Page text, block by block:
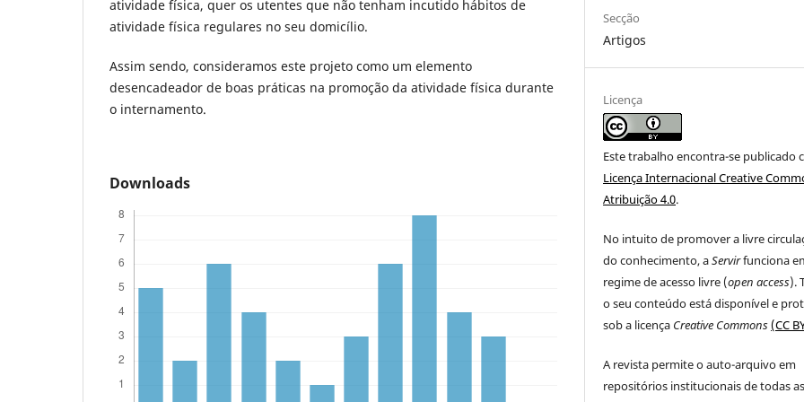
atividade física, quer os utentes que não tenham incutido hábitos de
atividade física regulares no seu domicílio.
Assim sendo, consideramos este projeto como um elemento
desencadeador de boas práticas na promoção da atividade física durante
o internamento.
Downloads
Secção
Artigos
Licença
Este trabalho encontra-se publicado
Licença Internacional Creative
Atribuição 4.0.
No intuito de promover a livre
do conhecimento, aServirfunciona
regime de acesso livre (open access).
o seu conteúdo está disponível e
sob a licença Creative Commons(CC
A revista permite o auto-arquivo em
repositórios institucionais de todas as